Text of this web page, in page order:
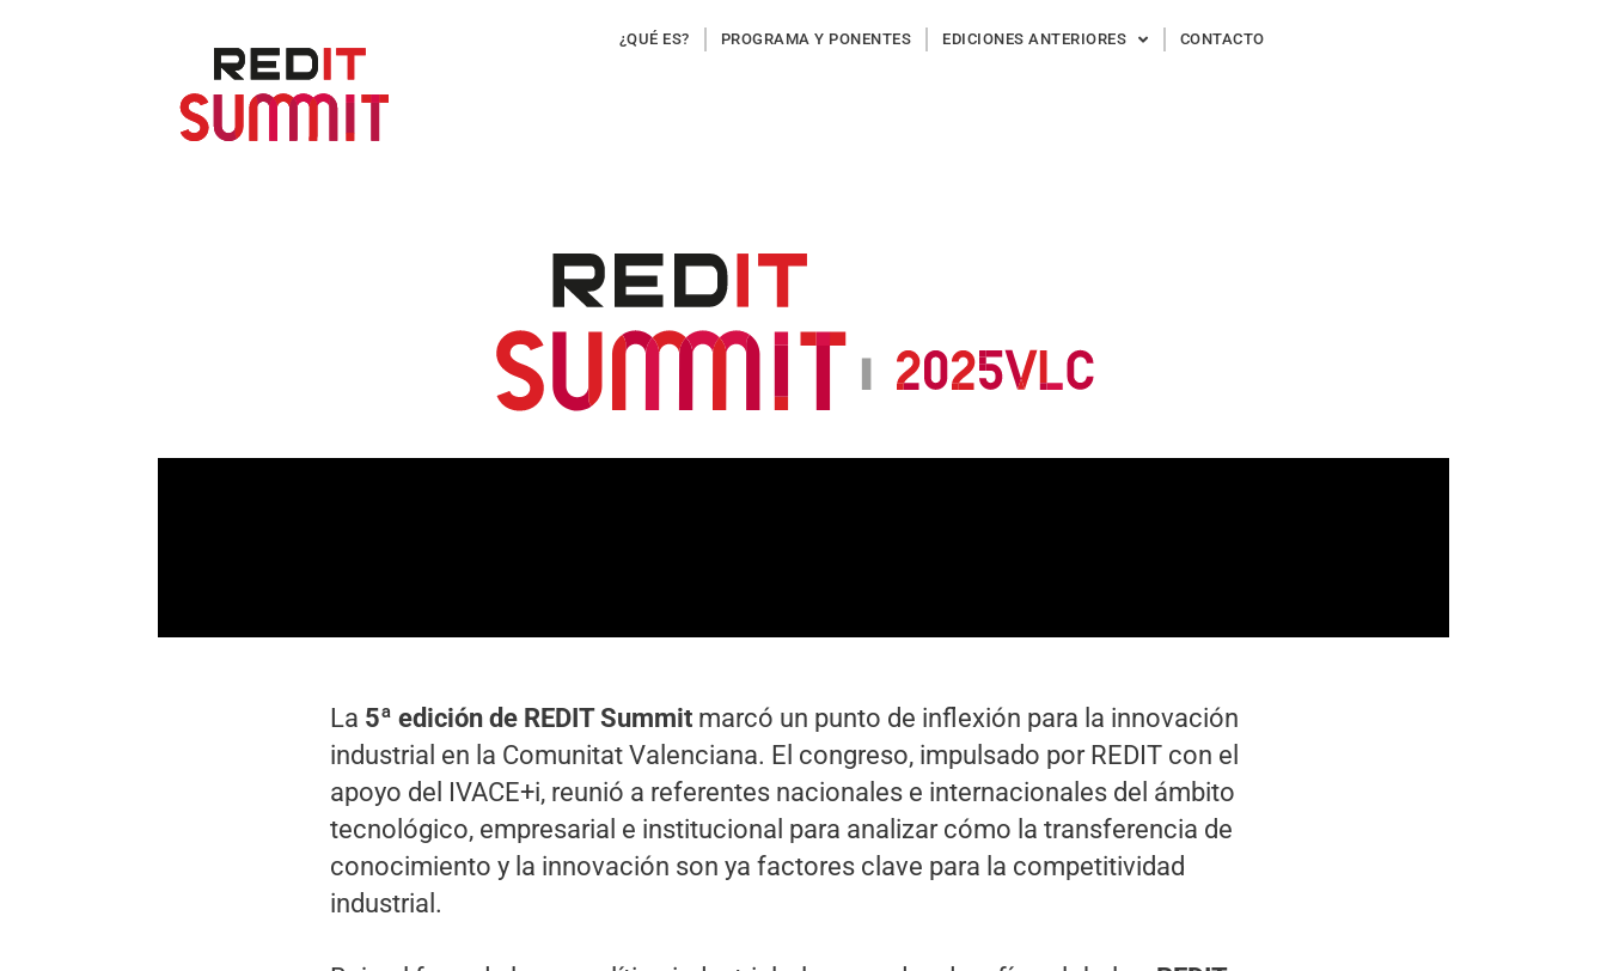
¿QUÉ ES? PROGRAMA Y PONENTES EDICIONES ANTERIORES CONTACTO
La 5ª edición de REDIT Summit marcó un punto de inflexión para la innovación
industrial en la Comunitat Valenciana. El congreso, impulsado por REDIT con el
apoyo del IVACE+i, reunió a referentes nacionales e internacionales del ámbito
tecnológico, empresarial e institucional para analizar cómo la transferencia de
conocimiento y la innovación son ya factores clave para la competitividad
industrial.